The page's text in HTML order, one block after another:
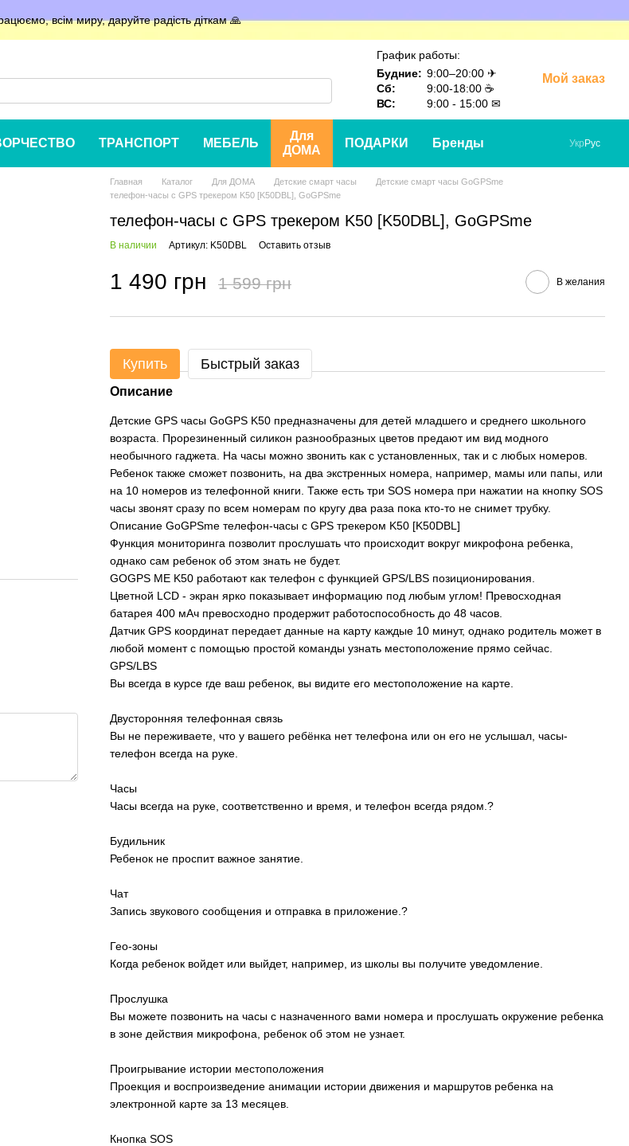
всім миру, даруйте радість діткам 🙏
График работы:
Будние: 9:00–20:00 ✈
Сб:
9:00-18:00 ☕
ВС:
9:00 - 15:00 ✉
Мой заказ
ТРАНСПОРТ МЕБЕЛЬ
Для
ДОМА
ПОДАРКИ Бренды Укр Рус
Главная Каталог Для ДОМА Детские смарт часы
Детские смарт часы GoGPSme
телефон-часы с GPS трекером K50 [K50DBL], GoGPSme
телефон-часы с GPS трекером K50 [K50DBL], GoGPSme
В наличии Артикул: K50DBL Оставить отзыв
1 490 грн 1 599 грн В желания
Купить Быстрый заказ
Описание
Детские GPS часы GoGPS K50 предназначены для детей младшего и среднего школьного
возраста. Прорезиненный силикон разнообразных цветов предают им вид модного
необычного гаджета. На часы можно звонить как с установленных, так и с любых номеров.
Ребенок также сможет позвонить, на два экстренных номера, например, мамы или папы, или
на 10 номеров из телефонной книги. Также есть три SOS номера при нажатии на кнопку SOS
часы звонят сразу по всем номерам по кругу два раза пока кто-то не снимет трубку.
Описание GoGPSme телефон-часы с GPS трекером K50 [K50DBL]
Функция мониторинга позволит прослушать что происходит вокруг микрофона ребенка,
однако сам ребенок об этом знать не будет.
GOGPS ME K50 работают как телефон с функцией GPS/LBS позиционирования.
Цветной LCD - экран ярко показывает информацию под любым углом! Превосходная
батарея 400 мАч превосходно продержит работоспособность до 48 часов.
Датчик GPS координат передает данные на карту каждые 10 минут, однако родитель может в
любой момент с помощью простой команды узнать местоположение прямо сейчас.
GPS/LBS
Вы всегда в курсе где ваш ребенок, вы видите его местоположение на карте.
Двусторонняя телефонная связь
Вы не переживаете, что у вашего ребёнка нет телефона или он его не услышал, часы-
телефон всегда на руке.
Часы
Часы всегда на руке, соответственно и время, и телефон всегда рядом.?
Будильник
Ребенок не проспит важное занятие.
Чат
Запись звукового сообщения и отправка в приложение.?
Гео-зоны
Когда ребенок войдет или выйдет, например, из школы вы получите уведомление.
Прослушка
Вы можете позвонить на часы с назначенного вами номера и прослушать окружение ребенка
в зоне действия микрофона, ребенок об этом не узнает.
Проигрывание истории местоположения
Проекция и воспроизведение анимации истории движения и маршрутов ребенка на
электронной карте за 13 месяцев.
Кнопка SOS